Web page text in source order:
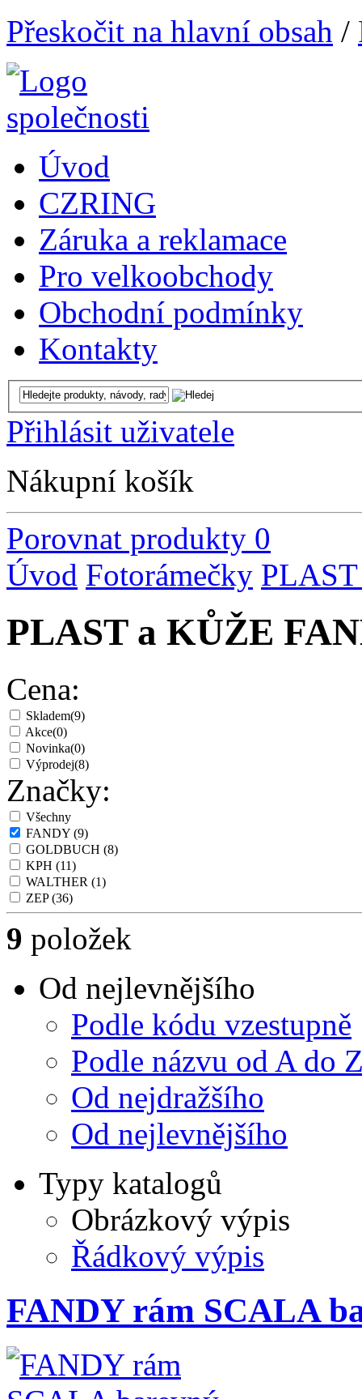
Přeskočit na hlavní obsah /
Úvod
CZRING
Záruka a reklamace
Pro velkoobchody
Obchodní podmínky
Kontakty
Přihlásit uživatele
Nákupní košík
Porovnat produkty 0
Úvod Fotorámečky
PLAST a KŮŽE
Cena:
Skladem(9)
Akce(0)
Novinka(0)
Výprodej(8)
Značky:
Všechny
FANDY (9)
GOLDBUCH (8)
KPH (11)
WALTHER (1)
ZEP(36)
9 položek
Od nejlevnějšího
Podle kódu vzestupně
Podle názvu od A do
Od nejdražšího
Od nejlevnějšího
Typy katalogů
Obrázkový výpis
Řádkový výpis
FANDY rám SCALA